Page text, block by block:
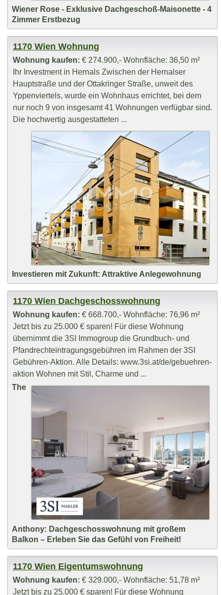
Wiener Rose - Exklusive Dachgeschoß-Maisonette - 4
Zimmer Erstbezug
1170 Wien Wohnung
Wohnung kaufen: € 274.900,- Wohnfläche: 36,50 m²
Ihr Investment in Hernals Zwischen der Hernalser
Hauptstraße und der Ottakringer Straße, unweit des
Yppenviertels, wurde ein Wohnhaus errichtet, bei dem
nur noch 9 von insgesamt 41 Wohnungen verfügbar sind.
Die hochwertig ausgestatteten ...
Investieren mit Zukunft: Attraktive Anlegewohnung
1170 Wien Dachgeschosswohnung
Wohnung kaufen: € 668.700,- Wohnfläche: 76,96 m²
Jetzt bis zu 25.000 € sparen! Für diese Wohnung
übernimmt die 3SI Immogroup die Grundbuch- und
Pfandrechteintragungsgebühren im Rahmen der 3SI
Gebühren-Aktion. Alle Details: www.3si.at/de/gebuehren-
aktion Wohnen mit Stil, Charme und ...
The
Anthony: Dachgeschosswohnung mit großem
Balkon – Erleben Sie das Gefühl von Freiheit!
1170 Wien Eigentumswohnung
Wohnung kaufen: € 329.000,- Wohnfläche: 51,78 m²
Jetzt bis zu 25.000 € sparen! Für diese Wohnung